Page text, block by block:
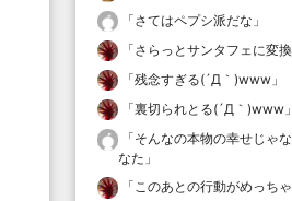
「さてはペプシ派だな 」
「さらっとサンタフェに変
「残念すぎる(´Д｀)www 」
「裏切られとる(´Д｀)www 」
「そんなの本物の幸せじゃ
なた 」
「このあとの行動がめっち